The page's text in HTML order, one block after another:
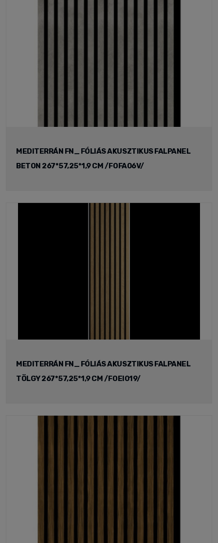
MEDITERRÁN FN_ FÓLIÁS AKUSZTIKUS FALPANEL
BETON 267*57,25*1,9 CM /FOFA06V/
MEDITERRÁN FN_ FÓLIÁS AKUSZTIKUS FALPANEL
TÖLGY 267*57,25*1,9 CM /FOEI019/